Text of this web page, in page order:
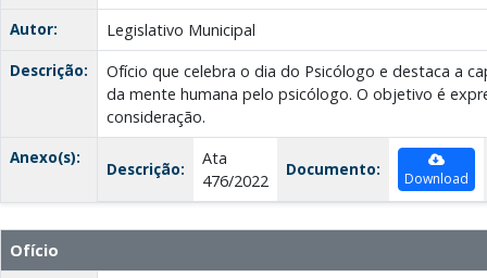
Autor:
Legislativo Municipal
Descrição:
Ofício que celebra o dia do Psicólogo e destaca a
da mente humana pelo psicólogo. O objetivo é
consideração.
Anexo(s):
Descrição:
Ata
476/2022
Documento: Download
Ofício